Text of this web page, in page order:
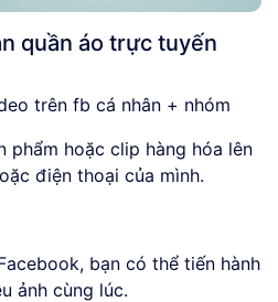
quần áo trực tuyến
trên fb cá nhân + nhóm
phẩm hoặc clip hàng hóa lên
điện thoại của mình.
bạn có thể tiến hành
ảnh cùng lúc.